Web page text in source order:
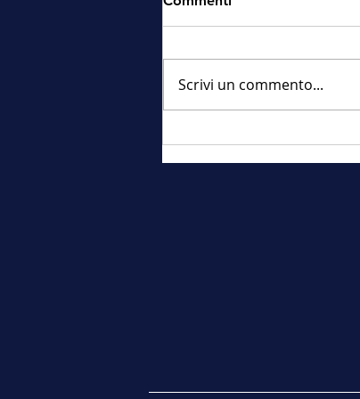
la Suisse à Miss Univers
Scrivi un commento...